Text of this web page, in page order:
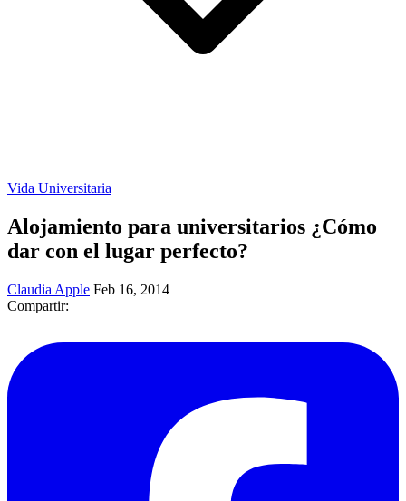
Vida Universitaria
Alojamiento para universitarios ¿Cómo
dar con el lugar perfecto?
Claudia Apple Feb 16, 2014
Compartir: